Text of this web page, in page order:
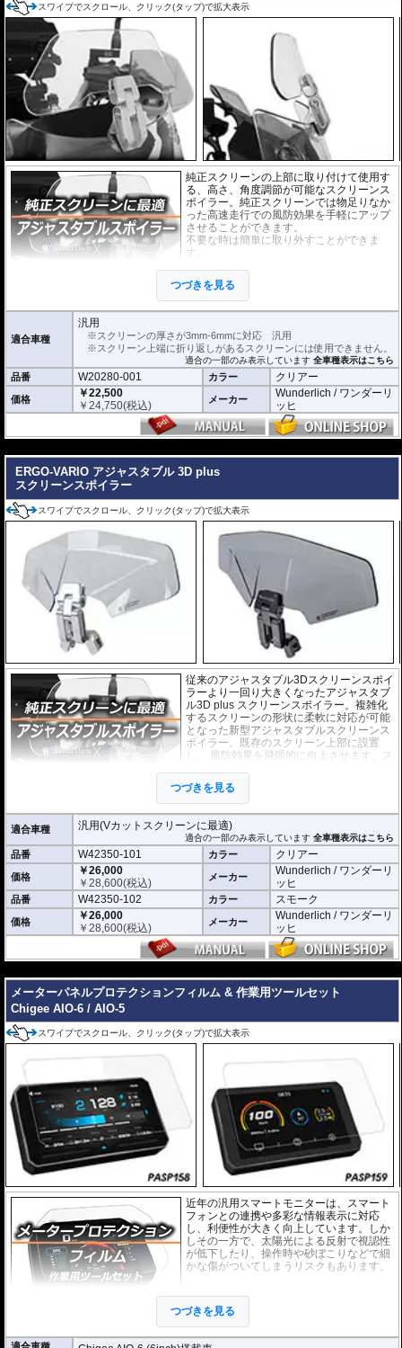
スワイプでスクロール、クリック(タップ)で拡大表示
純正スクリーンの上部に取り付けて使用す
る、高さ、角度調節が可能なスクリーンス
ポイラー。純正スクリーンでは物足りなか
った高速走行での風防効果を手軽にアップ
させることができます。
不要な時は簡単に取り外すことができま
す。
ば、取り付けが可能です。
外寸(スクリーン) : 横 x 高さ : 約23cm x 7c
m
プのため、上端に折り返しのあるスクリー
ンには使用できません。
※商品は汎用品ですが、一部車種について
はメーカーで取付確認がされています。詳
細は適合情報の全車種表示をご確認くださ
※BMW R1250RS / R1200RSLCは専用の
W42350-201 / W42350202をお求め下さ
い。
つづきを見る
適合車種
汎用
※スクリーンの厚さが3mm-6mmに対応 汎用
※スクリーン上端に折り返しがあるスクリーンには使用できません。
適合の一部のみ表示しています全車種表示はこちら
品番 W20280-001 カラー クリアー
価格
￥22,500
￥24,750(税込) メーカー
Wunderlich / ワンダーリ
ッヒ
ERGO-VARIO アジャスタブル 3D plus
スクリーンスポイラー
スワイプでスクロール、クリック(タップ)で拡大表示
従来のアジャスタブル3Dスクリーンスポイ
ラーより一回り大きくなったアジャスタブ
ル3D plus スクリーンスポイラー。複雑化
するスクリーンの形状に柔軟に対応が可能
となった新型アジャスタブルスクリーンス
ポイラー。既存のスクリーン上部に設置
し、 風防効果を飛躍的に向上させます。ス
調整が可能。走行シーンに合わせてご利用
頂けます。また、不要な時にはと簡単 に取
り外すことができます。
外寸(スクリーン) : 横 x 高さ : 約24.5cm x 9.
5cm
※スクリーンを挟み込んで取り付けるタイ
プのため、上端に折り返しのあるスクリー
ンには使用できません。
※商品は汎用品ですが、一部車種について
はメーカーで取付確認がされています。詳
細は適合情報の全車種表示をご確認くださ
い。
つづきを見る
適合車種 汎用(Vカットスクリーンに最適)
適合の一部のみ表示しています全車種表示はこちら
品番 W42350-101 カラー クリアー
価格
￥26,000
￥28,600(税込) メーカー
Wunderlich / ワンダーリ
ッヒ
品番 W42350-102 カラー スモーク
価格
￥26,000
￥28,600(税込) メーカー
Wunderlich / ワンダーリ
ッヒ
メーターパネルプロテクションフィルム & 作業用ツールセット
Chigee AIO-6 / AIO-5
スワイプでスクロール、クリック(タップ)で拡大表示
近年の汎用スマートモニターは、スマート
フォンとの連携や多彩な情報表示に対応
し、利便性が大きく向上しています。しか
しその一方で、太陽光による反射で視認性
が低下したり、操作時や砂ぼこりなどで細
かな傷がついてしまうリスクもあります。
汚れからディスプレイを保護します。
トには２枚のフィルム(スーパークリアとア
ンチグレア)が入っており
合わせたものをご利用いただけます。
つづきを見る